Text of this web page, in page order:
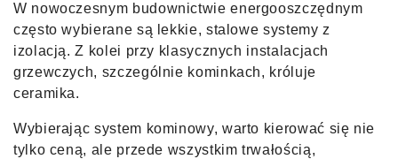
W nowoczesnym budownictwie energooszczędnym
często wybierane są lekkie, stalowe systemy z
izolacją. Z kolei przy klasycznych instalacjach
grzewczych, szczególnie kominkach, króluje
ceramika.
Wybierając system kominowy, warto kierować się nie
tylko ceną, ale przede wszystkim trwałością,